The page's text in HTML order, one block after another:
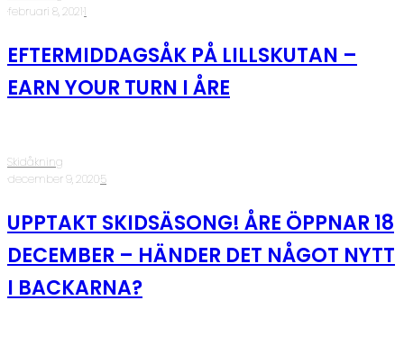
·februari 8, 2021·1
EFTERMIDDAGSÅK PÅ LILLSKUTAN –
EARN YOUR TURN I ÅRE
Skidåkning
·december 9, 2020·5
UPPTAKT SKIDSÄSONG! ÅRE ÖPPNAR 18
DECEMBER – HÄNDER DET NÅGOT NYTT
I BACKARNA?